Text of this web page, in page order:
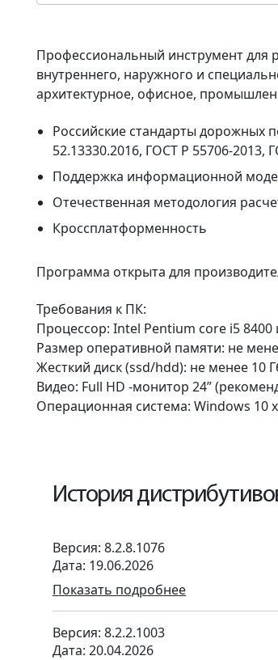
Профессиональный инструмент для
внутреннего, наружного и
архитектурное, офисное,
Российские стандарты дорожных
52.13330.2016, ГОСТ Р 55706-2013,
Поддержка информационной
Отечественная методология
Кроссплатформенность
Программа открыта для
Требования к ПК:
Процессор: Intel Pentium core i5 8400
Размер оперативной памяти: не
Жесткий диск (ssd/hdd): не менее 10
Видео: Full HD -монитор 24”
Операционная система: Windows 10
История
Версия: 8.2.8.1076
Дата: 19.06.2026
Показать подробнее
Версия: 8.2.2.1003
Дата: 20.04.2026